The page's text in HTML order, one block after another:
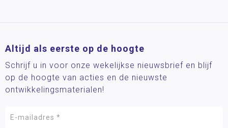
Altijd als eerste op de hoogte
Schrijf u in voor onze wekelijkse nieuwsbrief en blijf
op de hoogte van acties en de nieuwste
ontwikkelingsmaterialen!